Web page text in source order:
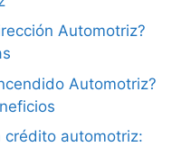
Automotriz?
Automotriz?
crédito automotriz: